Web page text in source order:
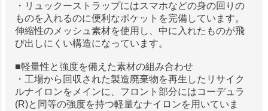
・リュックーストラップにはスマホなどの身の回りの
ものを入れるのに便利なポケットを完備しています。
伸縮性のメッシュ素材を使用し、中に入れたものが飛
び出しにくい構造になっています。
■軽量性と強度を備えた素材の組み合わせ
・工場から回収された製造廃棄物を再生したリサイク
ルナイロンをメインに、フロント部分にはコーデュラ
(R)と同等の強度を持つ軽量なナイロンを用いていま